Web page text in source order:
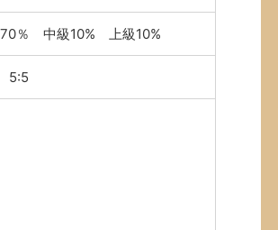
％ 中級10% 上級10%
5:5